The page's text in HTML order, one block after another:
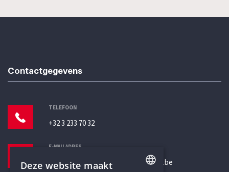
Contactgegevens
TELEFOON
+32 3 233 70 32
E-MAILADRES
secretariaat@humanistischverbond.be
Deze website maakt